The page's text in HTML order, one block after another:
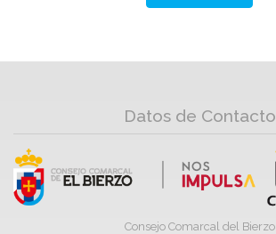
Datos de Contacto
Consejo Comarcal del Bierzo